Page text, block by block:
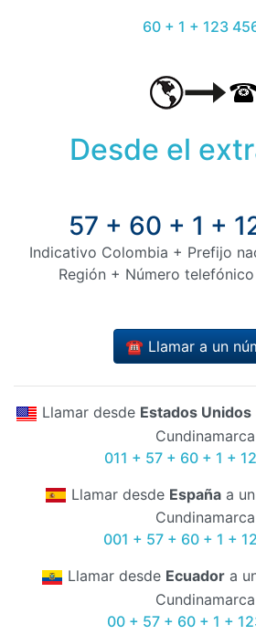
60 + 1 + 123
Desde el
57 + 60 + 1 +
Indicativo Colombia + Prefijo
Región + Número
☎️ Llamar a un
Llamar desde Estados Unidos
Cundinamarca
011 + 57 + 60 + 1 +
Llamar desde España a un
Cundinamarca
001 + 57 + 60 + 1 +
Llamar desde Ecuador a
Cundinamarca
00 + 57 + 60 + 1 +